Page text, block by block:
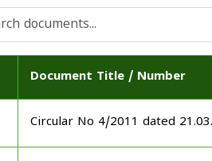
Document Title / Number
Circular No 4/2011 dated